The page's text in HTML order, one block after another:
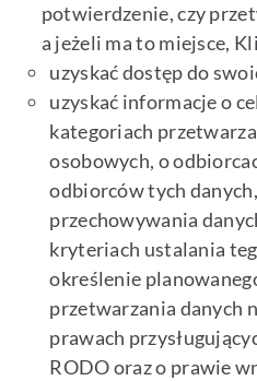
potwierdzenie, czy
a jeżeli ma to miejsce,
uzyskać dostęp do
uzyskać informacje o
kategoriach
osobowych, o
odbiorców tych
przechowywania
kryteriach ustalania
określenie
przetwarzania danych
prawach
RODO oraz o prawie